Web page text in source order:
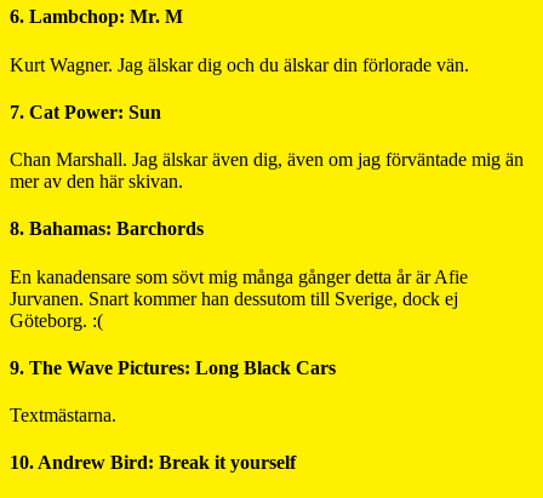
6. Lambchop: Mr. M
Kurt Wagner. Jag älskar dig och du älskar din förlorade vän.
7. Cat Power: Sun
Chan Marshall. Jag älskar även dig, även om jag förväntade mig än
mer av den här skivan.
8. Bahamas: Barchords
En kanadensare som sövt mig många gånger detta år är Afie
Jurvanen. Snart kommer han dessutom till Sverige, dock ej
Göteborg. :(
9. The Wave Pictures: Long Black Cars
Textmästarna.
10. Andrew Bird: Break it yourself